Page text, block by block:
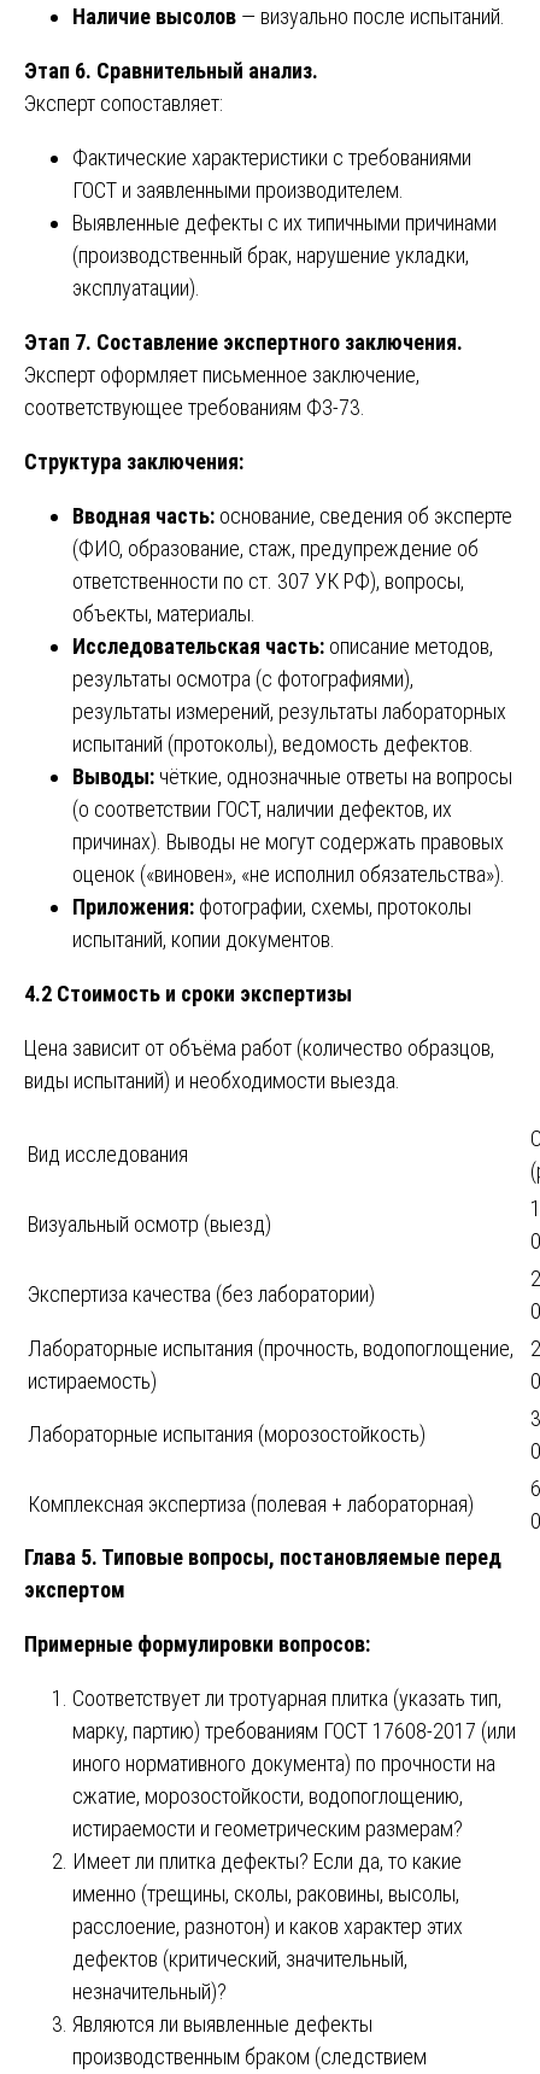
Наличие высолов — визуально после испытаний.
Этап 6. Сравнительный анализ.
Эксперт сопоставляет:
Фактические характеристики с требованиями
ГОСТ и заявленными производителем.
Выявленные дефекты с их типичными причинами
(производственный брак, нарушение укладки,
эксплуатации).
Этап 7. Составление экспертного заключения.
Эксперт оформляет письменное заключение,
соответствующее требованиям ФЗ-73.
Структура заключения:
Вводная часть: основание, сведения об эксперте
(ФИО, образование, стаж, предупреждение об
ответственности по ст. 307 УК РФ), вопросы,
объекты, материалы.
Исследовательская часть: описание методов,
результаты осмотра (с фотографиями),
результаты измерений, результаты лабораторных
испытаний (протоколы), ведомость дефектов.
Выводы: чёткие, однозначные ответы на вопросы
(о соответствии ГОСТ, наличии дефектов, их
причинах). Выводы не могут содержать правовых
оценок («виновен», «не исполнил обязательства»).
Приложения: фотографии, схемы, протоколы
испытаний, копии документов.
4.2 Стоимость и сроки экспертизы
Цена зависит от объёма работ (количество образцов,
виды испытаний) и необходимости выезда.
Вид исследования
Визуальный осмотр (выезд)
Экспертиза качества (без лаборатории)
Лабораторные испытания (прочность, водопоглощение,
истираемость)
Лабораторные испытания (морозостойкость)
Комплексная экспертиза (полевая + лабораторная)
Глава 5. Типовые вопросы, постановляемые перед
экспертом
Примерные формулировки вопросов:
Соответствует ли тротуарная плитка (указать тип,
марку, партию) требованиям ГОСТ 17608-2017 (или
иного нормативного документа) по прочности на
сжатие, морозостойкости, водопоглощению,
истираемости и геометрическим размерам?
Имеет ли плитка дефекты? Если да, то какие
именно (трещины, сколы, раковины, высолы,
расслоение, разнотон) и каков характер этих
дефектов (критический, значительный,
незначительный)?
Являются ли выявленные дефекты
производственным браком (следствием